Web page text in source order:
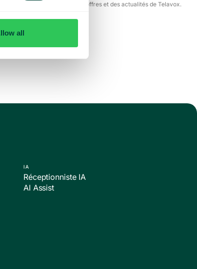
all
J’accepte de recevoir des offres et des actualités de Telavox.
IA
Réceptionniste IA
AI Assist